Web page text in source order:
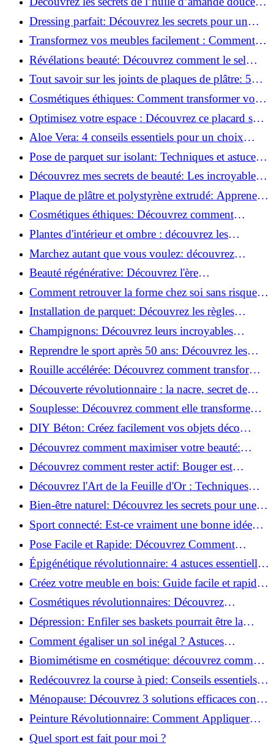
Pourquoi vous devez l'adopter!
Dressing parfait: Découvrez les secrets pour un
rangement optimal!
Transformez vos meubles facilement : Comment
installer des roulettes en un clin d'œil !
Révélations beauté: Découvrez comment le sel
transforme votre routine!
Tout savoir sur les joints de plaques de plâtre: 5
questions clés pour comprendre les fissures!
Cosmétiques éthiques: Comment transformer votre
routine beauté!
Optimisez votre espace : Découvrez ce placard sous
rampant à portes coulissantes!
Aloe Vera: 4 conseils essentiels pour un choix
parfait!
Pose de parquet sur isolant: Techniques et astuces
pour un sol parfait!
Découvrez mes secrets de beauté: Les incroyables
vertus du raisin!
Plaque de plâtre et polystyrène extrudé: Apprenez
à les coller efficacement!
Cosmétiques éthiques: Découvrez comment
transformer votre routine beauté!
Plantes d'intérieur et ombre : découvrez les
meilleures pour votre maison !
Marchez autant que vous voulez: découvrez
pourquoi c'est bénéfique!
Beauté régénérative: Découvrez l'ère
révolutionnaire de la cosmétique verte!
Comment retrouver la forme chez soi sans risque
de blessure: Techniques et conseils sûrs!
Installation de parquet: Découvrez les règles
essentielles à respecter!
Champignons: Découvrez leurs incroyables
pouvoirs antioxydants!
Reprendre le sport après 50 ans: Découvrez les
meilleures méthodes!
Rouille accélérée: Découvrez comment transformer
la corrosion en déco tendance!
Découverte révolutionnaire : la nacre, secret de
régénération inouï !
Souplesse: Découvrez comment elle transforme
votre performance sportive!
DIY Béton: Créez facilement vos objets déco
tendance!
Découvrez comment maximiser votre beauté:
Astuces et secrets révélés!
Découvrez comment rester actif: Bouger est
toujours possible!
Découvrez l'Art de la Feuille d'Or : Techniques
Incontournables pour Réussir!
Bien-être naturel: Découvrez les secrets pour une
vie saine!
Sport connecté: Est-ce vraiment une bonne idée
pour vous?
Pose Facile et Rapide: Découvrez Comment
Monter des Carreaux de Béton Cellulaire!
Épigénétique révolutionnaire: 4 astuces essentielles
pour transformer votre bien-être!
Créez votre meuble en bois: Guide facile et rapide
pour débutants!
Cosmétiques révolutionnaires: Découvrez
comment les fermes verticales transforment la
beauté!
Dépression: Enfiler ses baskets pourrait être la
solution!
Comment égaliser un sol inégal ? Astuces
infaillibles pour réussir !
Biomimétisme en cosmétique: découvrez comment
la nature inspire l'avenir des soins beauté!
Redécouvrez la course à pied: Conseils essentiels
pour reprendre!
Ménopause: Découvrez 3 solutions efficaces contre
les bouffées de chaleur!
Peinture Révolutionnaire: Comment Appliquer
Deux Couleurs Sur Une Porte!
Quel sport est fait pour moi ?